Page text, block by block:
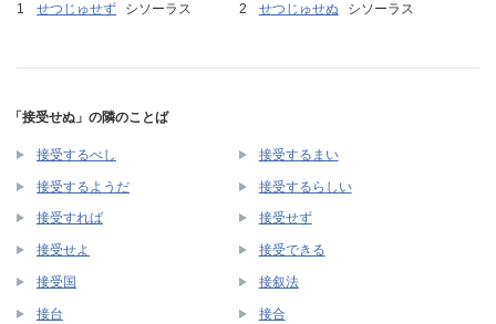
せつじゅせず シソーラス せつじゅせぬ シソーラス
「接受せぬ」の隣のことば
接受するべし 接受するまい
接受するようだ 接受するらしい
接受すれば 接受せず
接受せよ 接受できる
接受国 接叙法
接台 接合